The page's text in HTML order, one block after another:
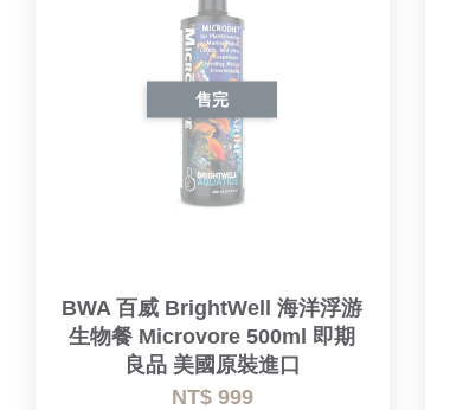
售完
BWA 百威 BrightWell 海洋浮游
生物餐 Microvore 500ml 即期
良品 美國原裝進口
NT$ 999